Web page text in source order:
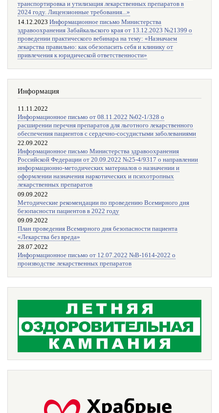
транспортировка и утилизация лекарственных препаратов в
2024 году. Лицензионные требования...»
14.12.2023 Информационное письмо Министерства
здравоохранения Забайкальского края от 13.12.2023 №21399 о
проведении практического вебинара на тему: «Назначаем
лекарства правильно: как обезопасить себя и клинику от
привлечения к юридической ответственности»
Информация
11.11.2022
Информационное письмо от 08.11.2022 №02-1/328 о
расширении перечня препаратов для льготного лекарственного
обеспечения пациентов с сердечно-сосудистыми заболеваниями
22.09.2022
Информационное письмо Министерства здравоохранения
Российской Федерации от 20.09.2022 №25-4/9317 о направлении
информационно-методических материалов о назначении и
оформлении назначения наркотических и психотропных
лекарственных препаратов
09.09.2022
Методические рекомендации по проведению Всемирного дня
безопасности пациентов в 2022 году
09.09.2022
План проведения Всемирного дня безопасности пациента
«Лекарства без вреда»
28.07.2022
Информационное письмо от 12.07.2022 №В-1614-2022 о
производстве лекарственных препаратов